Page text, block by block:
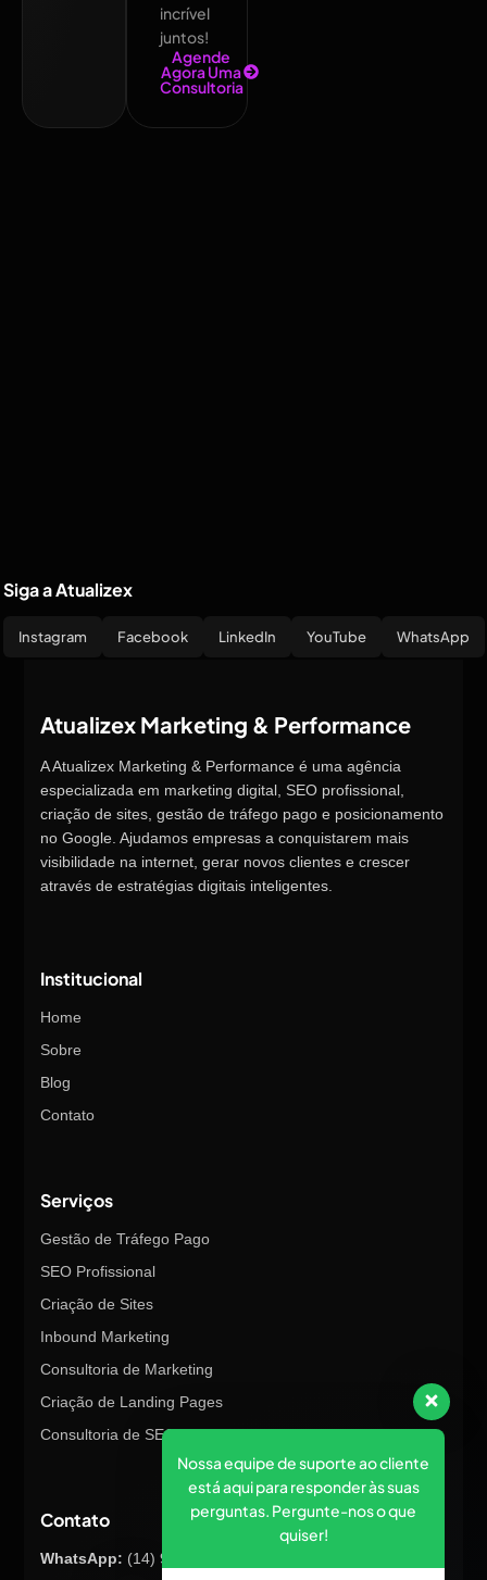
incrível
juntos!
Agende
Agora Uma
Consultoria
Siga a Atualizex
Instagram Facebook LinkedIn YouTube WhatsApp
Atualizex Marketing & Performance
A Atualizex Marketing & Performance é uma agência
especializada em marketing digital, SEO profissional,
criação de sites, gestão de tráfego pago e posicionamento
no Google. Ajudamos empresas a conquistarem mais
visibilidade na internet, gerar novos clientes e crescer
através de estratégias digitais inteligentes.
Institucional
Home
Sobre
Blog
Contato
Serviços
Gestão de Tráfego Pago
SEO Profissional
Criação de Sites
Inbound Marketing
Consultoria de Marketing
Criação de Landing Pages
Consultoria de SEO
Contato
WhatsApp: (14) 98145-8847
Nossa equipe de suporte ao cliente
está aqui para responder às suas
perguntas. Pergunte-nos o que
quiser!